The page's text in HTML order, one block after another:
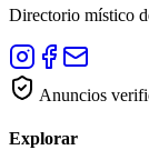
Directorio místico
Anuncios
Explorar